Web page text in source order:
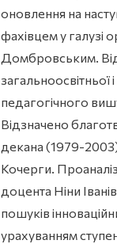
оновлення на
фахівцем у галузі
Домбровським.
педагогічного
Відзначено
декана (1979-
Кочерги.
доцента Ніни
пошуків
урахуванням